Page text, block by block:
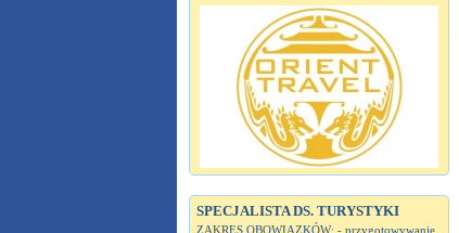
SPECJALISTA DS. TURYSTYKI
ZAKRES OBOWIĄZKÓW: - przygotowywanie